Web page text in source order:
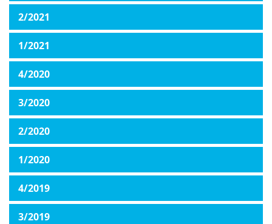
2/2021
1/2021
4/2020
3/2020
2/2020
1/2020
4/2019
3/2019